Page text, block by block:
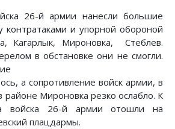
26-й армии нанесли большие
контратаками и упорной обороной
Кагарлык, Мироновка, Стеблев.
в обстановке они не смогли.
а сопротивление войск армии, в
районе Мироновка резко ослабло. К
войска 26-й армии отошли на
плацдармы.